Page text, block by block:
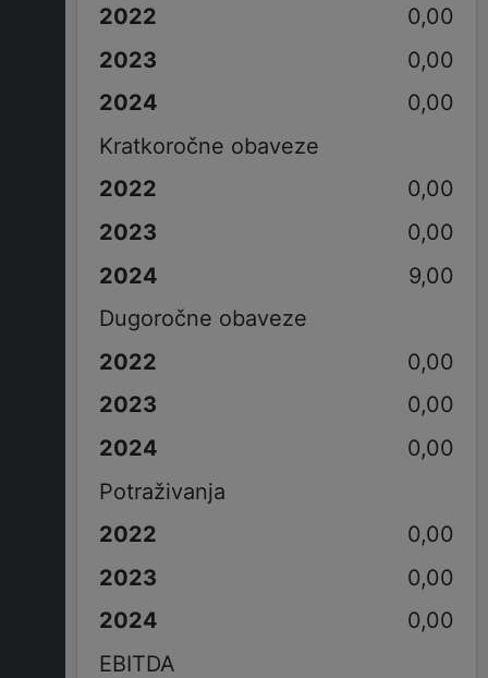
0,00
0,00
0,00
Kratkoročne obaveze
0,00
0,00
9,00
Dugoročne obaveze
0,00
0,00
0,00
Potraživanja
0,00
0,00
0,00
EBITDA